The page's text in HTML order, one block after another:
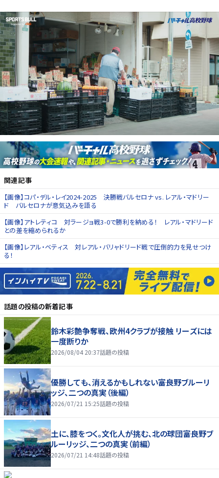
関連記事
【画像】コパ・デル・レイ2024-2025 決勝戦バルセロナ vs. レアル・マドリー
ド バルセロナが意気込みを語る
【画像】アトレティコ 対ラージョ戦3-0で勝利を納める！ レアル・マドリード
との差を縮められるか
【画像】レアル・ベティス 対レアル・バリャドリード戦で圧倒的力を見せつけ
る！
話題の投稿の新着記事
鈴木彩艶争奪戦、欧州4クラブが接触 リーズには
一度断りか
2026/08/04 20:37話題の投稿
優勝しても、消えるかもしれない――富良野ブルーリ
ッジ、二つの真実（後編）
2026/07/21 15:25話題の投稿
土に、膝をつく。文化人が挑む、北の球団――富良野ブ
ルーリッジ、二つの真実（前編）
2026/07/21 14:48話題の投稿